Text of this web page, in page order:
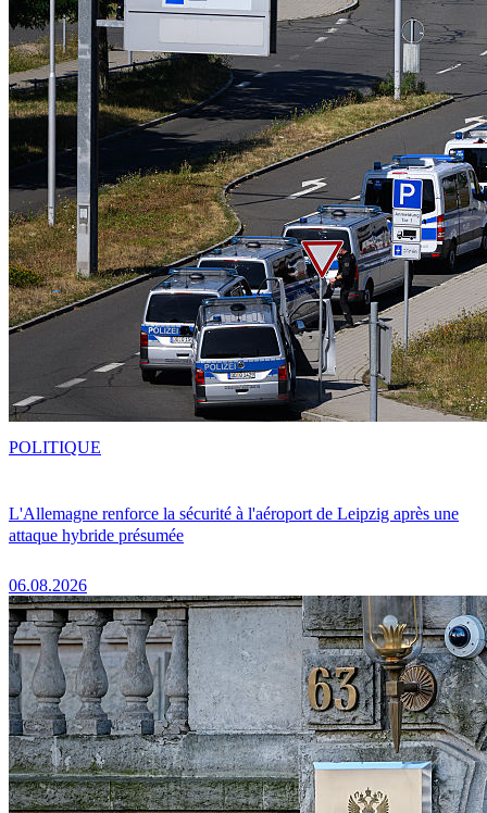
L'Allemagne renforce la sécurité à l'aéroport de Leipzig après une
attaque hybride présumée
06.08.2026
POLITIQUE